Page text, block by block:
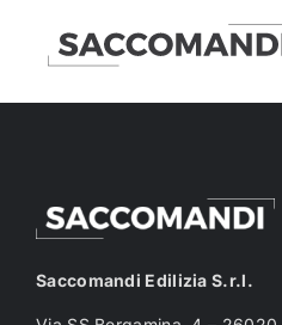
content
Saccomandi Edilizia S.r.l.